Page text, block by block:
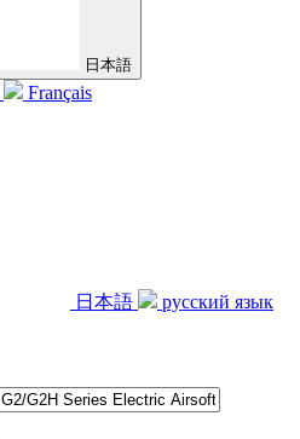
日本語
Français
日本語
русский язык